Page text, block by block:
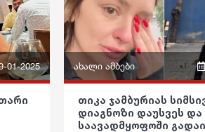
კულინარია
ასტროლოგია
ფაქტები
01-2025 ახალი ამბები
ვიდეო
თიკა ჯამბურიას
დიაგნოზი დაუსვეს და
საავადმყოფოში